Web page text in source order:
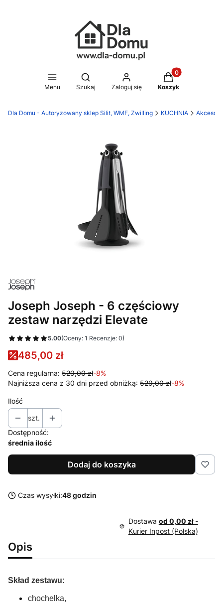
Menu
Otwórz wyszukiwarkę
Szukaj Zaloguj się
Produkty w
Koszyk
Dla Domu - Autoryzowany sklep Silit, WMF, Zwilling KUCHNIA
Joseph Joseph - 6 częściowy
zestaw narzędzi Elevate
5.00(Oceny: 1 Recenzje: 0)
485,00 zł
Cena regularna: 529,00 zł-8%
Najniższa cena z 30 dni przed obniżką: 529,00 zł-8%
Ilość
szt.
Dostępność:
średnia ilość
Dodaj do koszyka
Czas wysyłki:48 godzin
Dostawa od 0,00 zł -
Kurier Inpost (Polska)
Opis
Skład zestawu:
chochelka,